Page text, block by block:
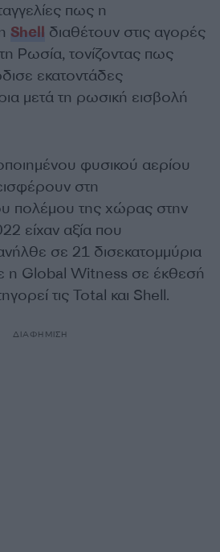
πως η
Shell διαθέτουν στις αγορές
Ρωσία, τονίζοντας πως
εκατοντάδες
μετά τη ρωσική εισβολή
φυσικού αερίου
στη
πολέμου της χώρας στην
είχαν αξία που
σε 21 δισεκατομμύρια
η Global Witness σε έκθεσή
τις Total και Shell.
ΔΙΑΦΗΜΙΣΗ